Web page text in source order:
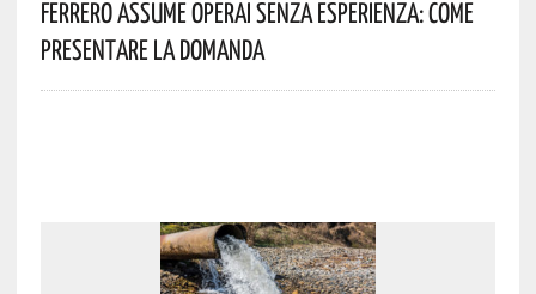
Ferrero Assume Operai Senza Esperienza: Come
Presentare La Domanda